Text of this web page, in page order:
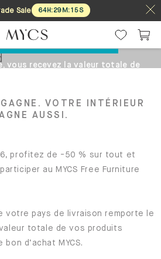
Sale 64H:29M: 15S
vous recevez la valeur totale de
GRATUITEMENT !
FURNITURE CUP
VOTRE INTÉRIEUR
AUSSI.
profitez de -50 % sur tout et
au MYCS Free Furniture
votre pays de livraison remporte le
totale de vos produits
d’achat MYCS.